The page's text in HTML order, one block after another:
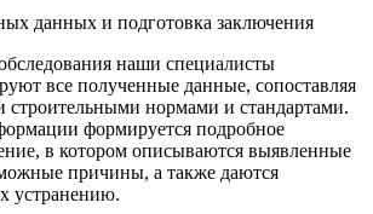
данных и подготовка заключения
наши специалисты
все полученные данные, сопоставляя
нормами и стандартами.
формируется подробное
в котором описываются выявленные
причины, а также даются
устранению.